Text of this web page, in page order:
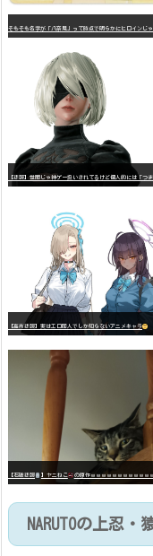
そもそも名字が「八奈見」って時点で明らかにヒロインじゃ
【高市悲報】実はエロ同人でしか知らないアニメキャラ
【石破悲報 】ヤニねこ の原作ｗｗｗｗｗｗｗｗｗｗｗ
NARUTOの上忍・